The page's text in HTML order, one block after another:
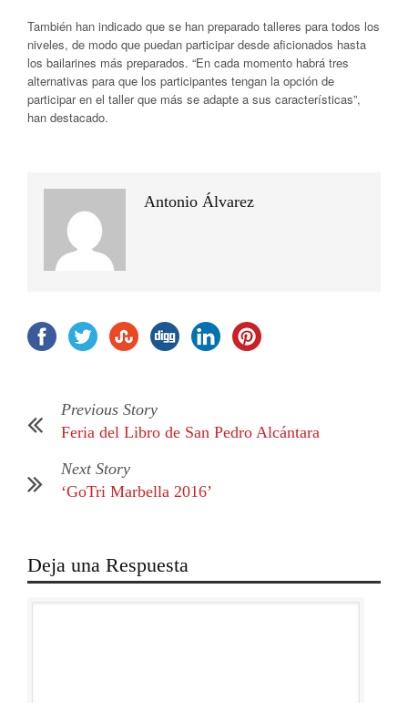
También han indicado que se han preparado talleres para todos los
niveles, de modo que puedan participar desde aficionados hasta
los bailarines más preparados. “En cada momento habrá tres
alternativas para que los participantes tengan la opción de
participar en el taller que más se adapte a sus características”,
han destacado.
Antonio Álvarez
Previous Story
Feria del Libro de San Pedro Alcántara
Next Story
‘GoTri Marbella 2016’
Deja una Respuesta